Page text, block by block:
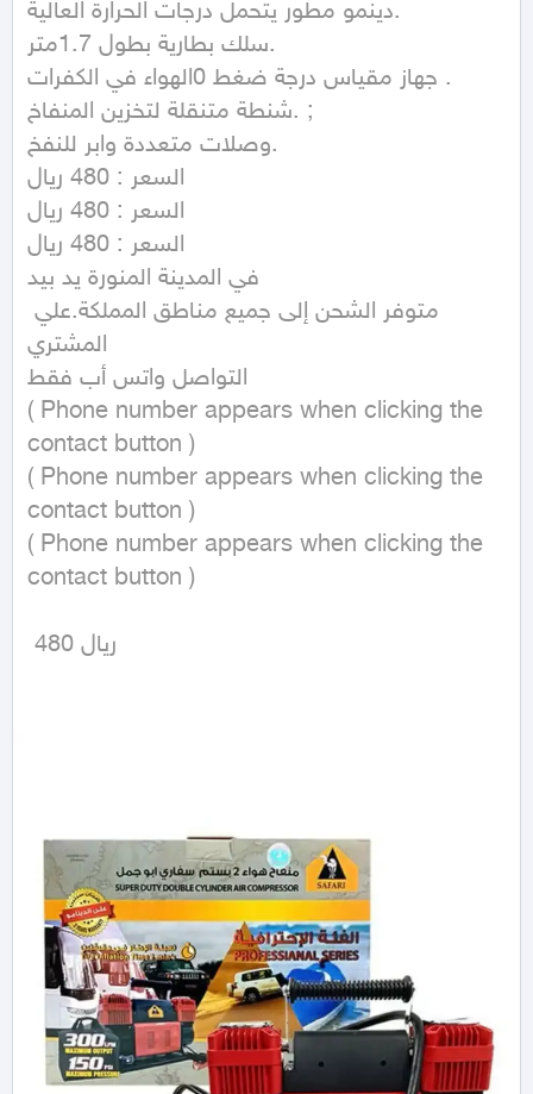
دينمو مطور يتحمل درجات الحرارة العالية.
سلك بطارية بطول 1.7متر.
جهاز مقياس درجة ضغط 0الهواء في الكفرات .
شنطة متنقلة لتخزين المنفاخ. ;
وصلات متعددة وابر للنفخ.
السعر : 480 ريال
السعر : 480 ريال
السعر : 480 ريال
في المدينة المنورة يد بيد
المشتري
التواصل واتس أب فقط
( Phone number appears when clicking the
contact button )
( Phone number appears when clicking the
contact button )
( Phone number appears when clicking the
contact button )
480 ريال